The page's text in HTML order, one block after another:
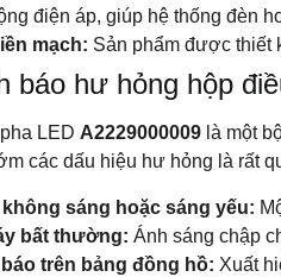
điện áp, giúp hệ thống đèn
mạch: Sản phẩm được thiết
báo hư hỏng hộp
LED A2229000009 là một
các dấu hiệu hư hỏng là rất
sáng hoặc sáng yếu:
bất thường: Ánh sáng chập
trên bảng đồng hồ: Xuất